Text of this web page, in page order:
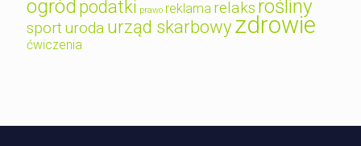
ogródpodatki prawo reklama relaks rośliny
sporturoda urząd skarbowyzdrowie
ćwiczenia